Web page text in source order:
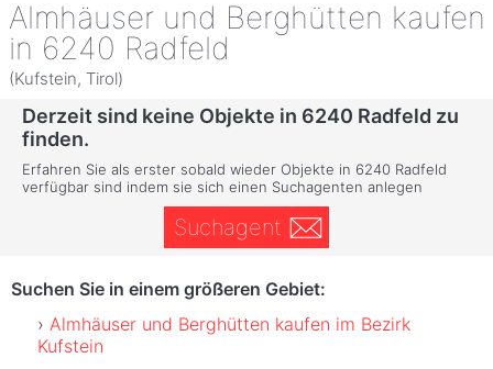
Almhäuser und Berghütten kaufen
in 6240 Radfeld
(Kufstein, Tirol)
Derzeit sind keine Objekte in 6240 Radfeld zu
finden.
Erfahren Sie als erster sobald wieder Objekte in 6240 Radfeld
verfügbar sind indem sie sich einen Suchagenten anlegen
Suchagent
Suchen Sie in einem größeren Gebiet:
Almhäuser und Berghütten kaufen im Bezirk
Kufstein